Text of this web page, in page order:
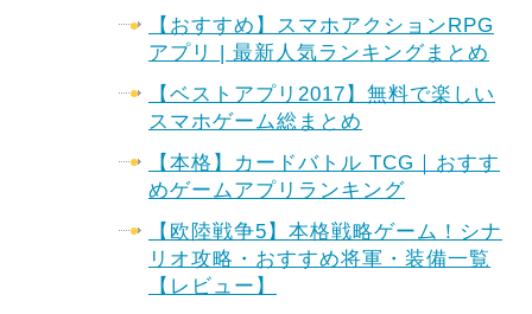
【おすすめ】スマホアクションRPG
アプリ | 最新人気ランキングまとめ
【ベストアプリ2017】無料で楽しい
スマホゲーム総まとめ
【本格】カードバトル TCG｜おすす
めゲームアプリランキング
【欧陸戦争5】本格戦略ゲーム！シナ
リオ攻略・おすすめ将軍・装備一覧
【レビュー】